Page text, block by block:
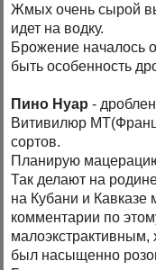
Жмых очень сырой
идет на водку.
Брожение началось
быть особенность
Пино Нуар -
Витивилюр
сортов.
Планирую
Так делают на
на Кубани и Кавказе
комментарии по
малоэкстрактивным,
был насыщенно